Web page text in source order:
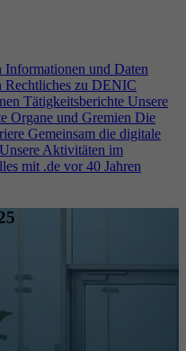
Informationen und Daten
Rechtliches zu DENIC
Tätigkeitsberichte Unsere
Organe und Gremien Die
Gemeinsam die digitale
Unsere Aktivitäten im
mit .de vor 40 Jahren